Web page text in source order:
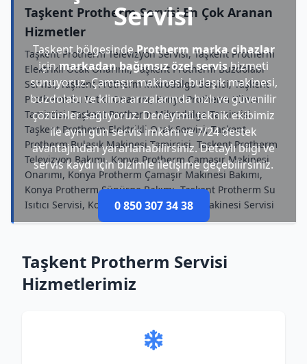
Servisi
Taşkent bölgesindeProtherm marka cihazlar
içinmarkadan bağımsız özel servishizmeti
sunuyoruz. Çamaşır makinesi, bulaşık makinesi,
buzdolabı ve klima arızalarında hızlı ve güvenilir
çözümler sağlıyoruz. Deneyimli teknik ekibimiz
ile aynı gün servis imkânı ve 7/24 destek
avantajından yararlanabilirsiniz. Detaylı bilgi ve
servis kaydı için bizimle iletişime geçebilirsiniz.
0 850 307 34 38
Taşkent Protherm Servisi En Çok Aranan
Hizmetler
Taşkent Protherm Televizyon Servisi, Taşkent Protherm
Elektrikli Ocak Onarımı, Taşkent Protherm Buzdolabı
Servisi, Taşkent Protherm Mikrodalga Servisi, Taşkent
Protherm Su Isıtıcı Onarımı, Konya Protherm Klima
Tamircisi, Taşkent Protherm Mikrodalga Tamircisi,
Taşkent Protherm Elektrikli Ocak Servisi, Taşkent
Protherm Bulaşık Makinesi Tamircisi, Taşkent Protherm
Televizyon Bakımı, Konya Protherm Çamaşır Makinesi
Onarımı, Konya Protherm Çamaşır Makinesi Bakımı,
Konya Protherm Süpürge Bakımı, Taşkent Protherm Su
Isıtıcı Servisi, Konya Protherm Bulaşık Makinesi Servisi
Taşkent Protherm Servisi
Hizmetlerimiz